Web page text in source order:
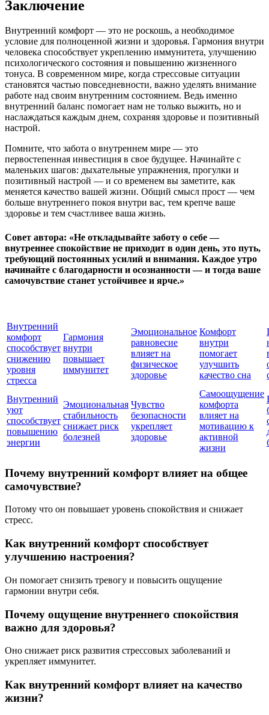
Заключение
Внутренний комфорт — это не роскошь, а необходимое
условие для полноценной жизни и здоровья. Гармония внутри
человека способствует укреплению иммунитета, улучшению
психологического состояния и повышению жизненного
тонуса. В современном мире, когда стрессовые ситуации
становятся частью повседневности, важно уделять внимание
работе над своим внутренним состоянием. Ведь именно
внутренний баланс помогает нам не только выжить, но и
наслаждаться каждым днем, сохраняя здоровье и позитивный
настрой.
Помните, что забота о внутреннем мире — это
первостепенная инвестиция в свое будущее. Начинайте с
маленьких шагов: дыхательные упражнения, прогулки и
позитивный настрой — и со временем вы заметите, как
меняется качество вашей жизни. Общий смысл прост — чем
больше внутреннего покоя внутри вас, тем крепче ваше
здоровье и тем счастливее ваша жизнь.
Совет автора: «Не откладывайте заботу о себе —
внутреннее спокойствие не приходит в один день, это путь,
требующий постоянных усилий и внимания. Каждое утро
начинайте с благодарности и осознанности — и тогда ваше
самочувствие станет устойчивее и ярче.»
Внутренний
комфорт
способствует
снижению
уровня
стресса
Гармония
внутри
повышает
иммунитет
Эмоциональное
равновесие
влияет на
физическое
здоровье
Комфорт
внутри
помогает
улучшить
качество сна
Внутренний
уют
способствует
повышению
энергии
Эмоциональная
стабильность
снижает риск
болезней
Чувство
безопасности
укрепляет
здоровье
Самоощущение
комфорта
влияет на
мотивацию к
активной
жизни
Почему внутренний комфорт влияет на общее
самочувствие?
Потому что он повышает уровень спокойствия и снижает
стресс.
Как внутренний комфорт способствует
улучшению настроения?
Он помогает снизить тревогу и повысить ощущение
гармонии внутри себя.
Почему ощущение внутреннего спокойствия
важно для здоровья?
Оно снижает риск развития стрессовых заболеваний и
укрепляет иммунитет.
Как внутренний комфорт влияет на качество
жизни?